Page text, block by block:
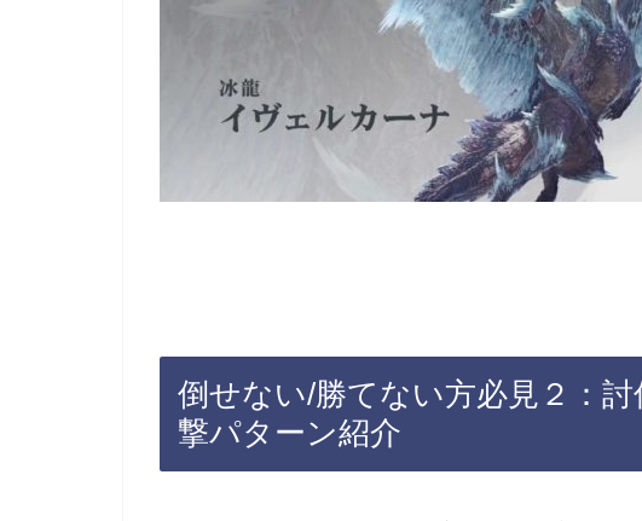
倒せない/勝てない方必見２：
撃パターン紹介